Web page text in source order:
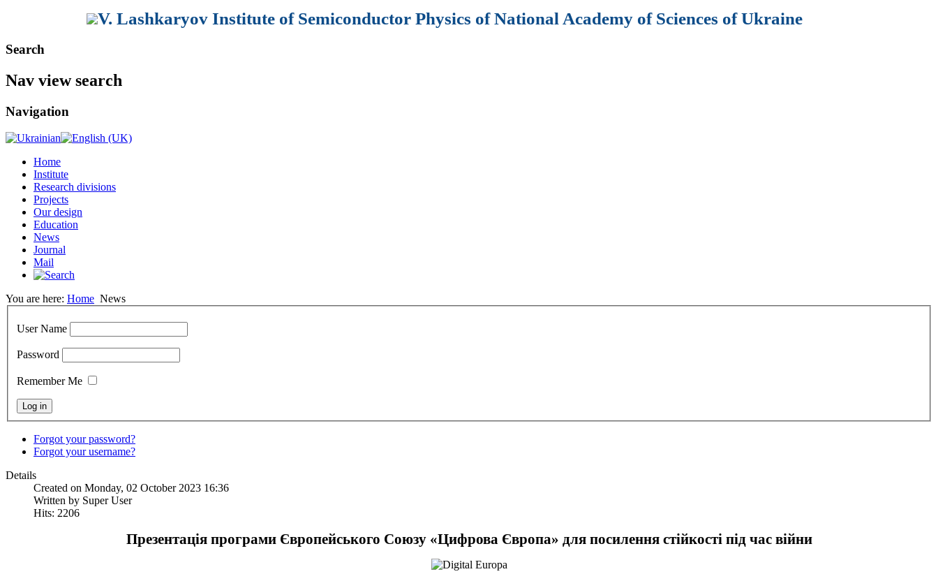
V. Lashkaryov Institute of Semiconductor Physics of National Academy of Sciences of Ukraine
Search
Nav view search
Navigation
Home
Institute
Research divisions
Projects
Our design
Education
News
Journal
Mail
You are here: Home News
User Name
Password
Remember Me
Forgot your password?
Forgot your username?
Details
Created on Monday, 02 October 2023 16:36
Written by Super User
Hits: 2206
Презентація програми Європейського Союзу «Цифрова Європа» для посилення стійкості під час війни